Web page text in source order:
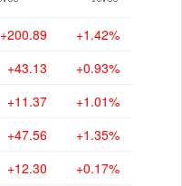
+200.89 +1.42%
+43.13 +0.93%
+11.37 +1.01%
+47.56 +1.35%
+12.30 +0.17%